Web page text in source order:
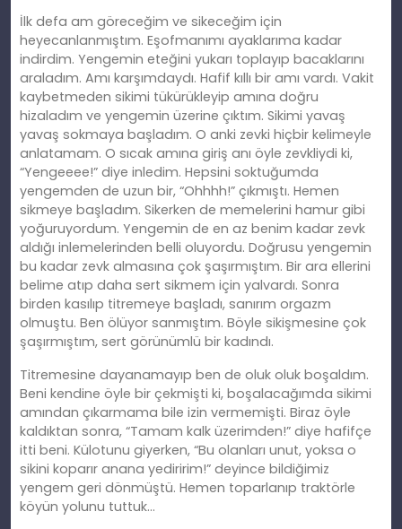
İlk defa am göreceğim ve sikeceğim için
heyecanlanmıştım. Eşofmanımı ayaklarıma kadar
indirdim. Yengemin eteğini yukarı toplayıp bacaklarını
araladım. Amı karşımdaydı. Hafif kıllı bir amı vardı. Vakit
kaybetmeden sikimi tükürükleyip amına doğru
hizaladım ve yengemin üzerine çıktım. Sikimi yavaş
yavaş sokmaya başladım. O anki zevki hiçbir kelimeyle
anlatamam. O sıcak amına giriş anı öyle zevkliydi ki,
“Yengeeee!” diye inledim. Hepsini soktuğumda
yengemden de uzun bir, “Ohhhh!” çıkmıştı. Hemen
sikmeye başladım. Sikerken de memelerini hamur gibi
yoğuruyordum. Yengemin de en az benim kadar zevk
aldığı inlemelerinden belli oluyordu. Doğrusu yengemin
bu kadar zevk almasına çok şaşırmıştım. Bir ara ellerini
belime atıp daha sert sikmem için yalvardı. Sonra
birden kasılıp titremeye başladı, sanırım orgazm
olmuştu. Ben ölüyor sanmıştım. Böyle sikişmesine çok
şaşırmıştım, sert görünümlü bir kadındı.
Titremesine dayanamayıp ben de oluk oluk boşaldım.
Beni kendine öyle bir çekmişti ki, boşalacağımda sikimi
amından çıkarmama bile izin vermemişti. Biraz öyle
kaldıktan sonra, “Tamam kalk üzerimden!” diye hafifçe
itti beni. Külotunu giyerken, “Bu olanları unut, yoksa o
sikini koparır anana yediririm!” deyince bildiğimiz
yengem geri dönmüştü. Hemen toparlanıp traktörle
köyün yolunu tuttuk…